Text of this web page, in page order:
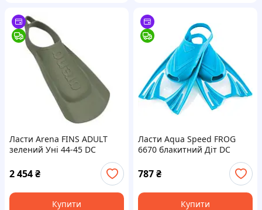
Ласти Arena FINS ADULT
зелений Уні 44-45 DC
2 454₴
Купити
Ласти Aqua Speed FROG
6670 блакитний Діт DC
787₴
Купити